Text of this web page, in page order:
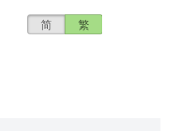
简 繁